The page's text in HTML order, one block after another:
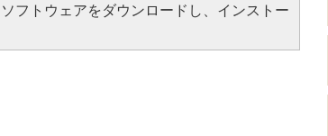
フトウェアをダウンロードし、インストー